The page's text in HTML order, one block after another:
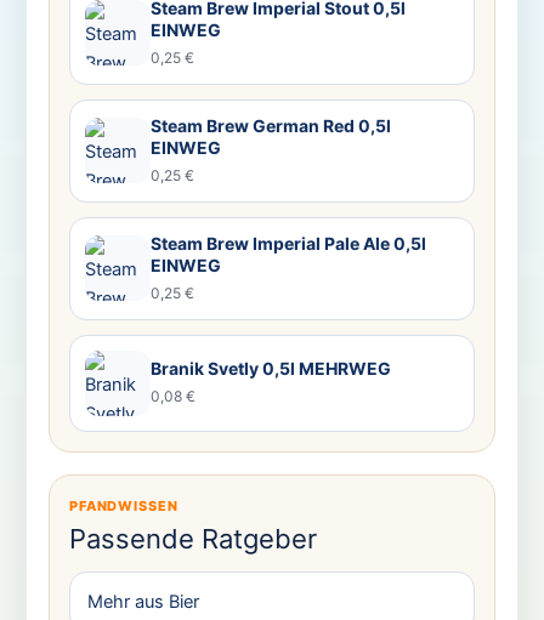
Steam Brew Imperial Stout 0,5l
EINWEG
0,25 €
Steam Brew German Red 0,5l
EINWEG
0,25 €
Steam Brew Imperial Pale Ale 0,5l
EINWEG
0,25 €
Branik Svetly 0,5l MEHRWEG
0,08 €
PFANDWISSEN
Passende Ratgeber
Mehr aus Bier